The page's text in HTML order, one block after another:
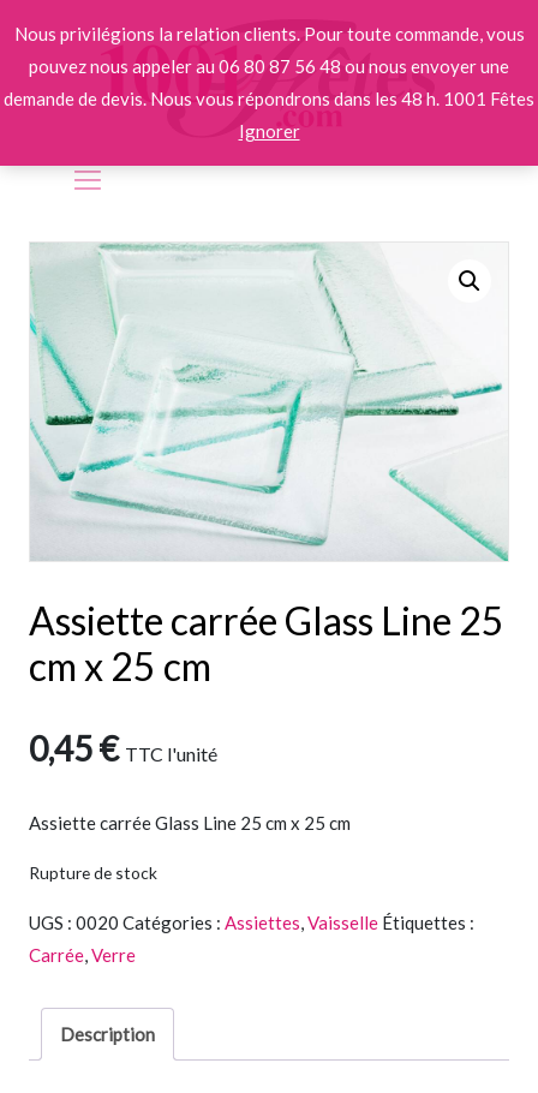
Assiette carrée Glass Line 25
cm x 25 cm
0,45€ TTC l'unité
Assiette carrée Glass Line 25 cm x 25 cm
Rupture de stock
UGS : 0020 Catégories : Assiettes,Vaisselle Étiquettes :
Carrée,Verre
Description
Nous privilégions la relation clients. Pour toute commande, vous
pouvez nous appeler au 06 80 87 56 48 ou nous envoyer une
demande de devis. Nous vous répondrons dans les 48 h. 1001 Fêtes
Ignorer